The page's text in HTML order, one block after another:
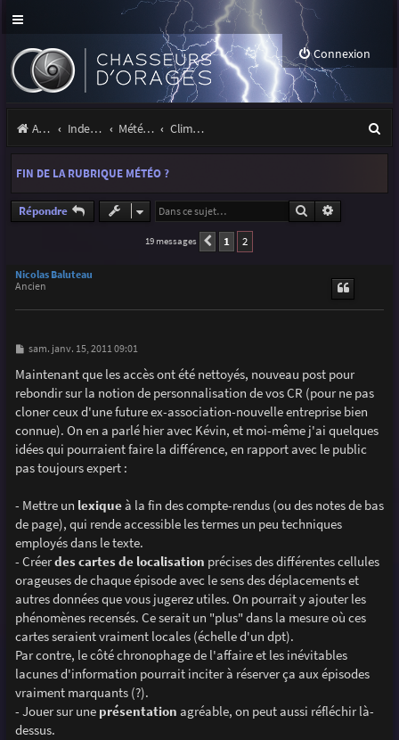
Connexion
Accueil Index du forum Météo et climatologie des orages Climatologie des orages
e
h
FIN DE LA RUBRIQUE MÉTÉO ?
Répondre Rechercher
19 messages Précédente
1 2
Nicolas Baluteau
Ancien
M
s
s
a
e
sam. janv. 15, 2011 09:01
Maintenant que les accès ont été nettoyés, nouveau post pour
rebondir sur la notion de personnalisation de vos CR (pour ne pas
cloner ceux d'une future ex-association-nouvelle entreprise bien
connue). On en a parlé hier avec Kévin, et moi-même j'ai quelques
idées qui pourraient faire la différence, en rapport avec le public
pas toujours expert :
- Mettre un lexiqueà la fin des compte-rendus (ou des notes de bas
de page), qui rende accessible les termes un peu techniques
employés dans le texte.
- Créerdes cartes de localisation précises des différentes cellules
orageuses de chaque épisode avec le sens des déplacements et
autres données que vous jugerez utiles. On pourrait y ajouter les
phénomènes recensés. Ce serait un "plus" dans la mesure où ces
cartes seraient vraiment locales (échelle d'un dpt).
Par contre, le côté chronophage de l'affaire et les inévitables
lacunes d'information pourrait inciter à réserver ça aux épisodes
vraiment marquants (?).
- Jouer sur une présentation agréable, on peut aussi réfléchir là-
dessus.